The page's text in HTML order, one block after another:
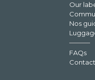
Our
Nos
FAQs